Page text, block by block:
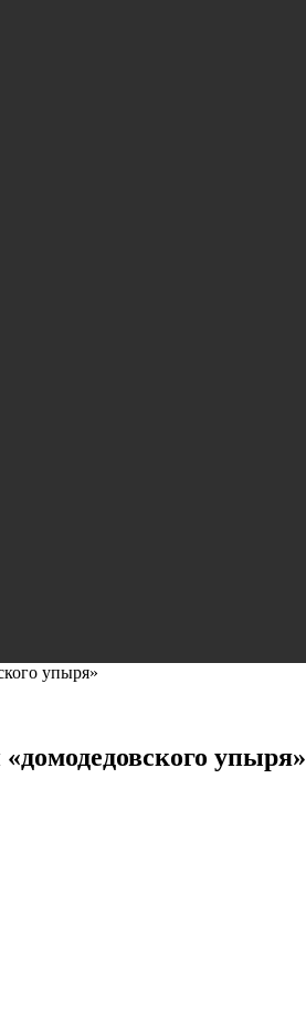
упыря»
упыря»